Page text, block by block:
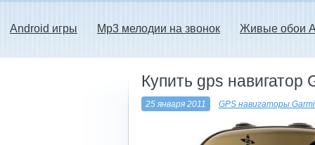
Android игры Mp3 мелодии на звонок Живые обои
Купить gps навигатор
25 января 2011 GPS навигаторы